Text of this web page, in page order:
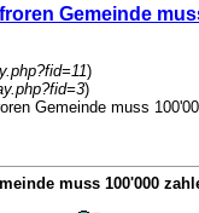
Gemeinde
)
)
Gemeinde muss
muss 100'000